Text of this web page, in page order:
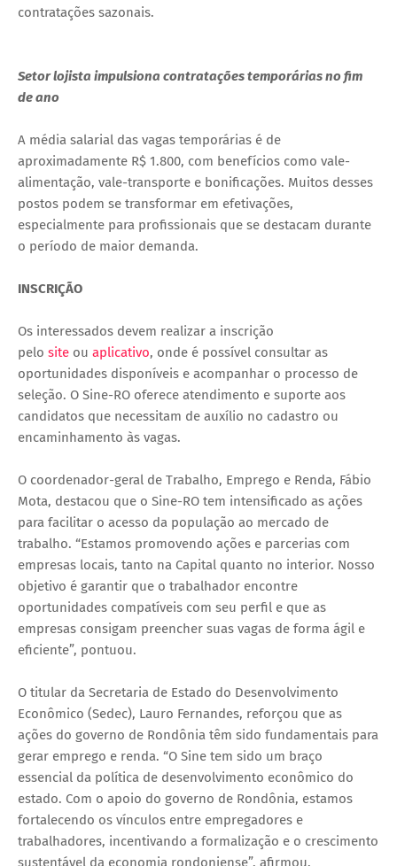
contratações sazonais.
Setor lojista impulsiona contratações temporárias no fim
de ano
A média salarial das vagas temporárias é de
aproximadamente R$ 1.800, com benefícios como vale-
alimentação, vale-transporte e bonificações. Muitos desses
postos podem se transformar em efetivações,
especialmente para profissionais que se destacam durante
o período de maior demanda.
INSCRIÇÃO
Os interessados devem realizar a inscrição
pelo site ou aplicativo, onde é possível consultar as
oportunidades disponíveis e acompanhar o processo de
seleção. O Sine-RO oferece atendimento e suporte aos
candidatos que necessitam de auxílio no cadastro ou
encaminhamento às vagas.
O coordenador-geral de Trabalho, Emprego e Renda, Fábio
Mota, destacou que o Sine-RO tem intensificado as ações
para facilitar o acesso da população ao mercado de
trabalho. “Estamos promovendo ações e parcerias com
empresas locais, tanto na Capital quanto no interior. Nosso
objetivo é garantir que o trabalhador encontre
oportunidades compatíveis com seu perfil e que as
empresas consigam preencher suas vagas de forma ágil e
eficiente”, pontuou.
O titular da Secretaria de Estado do Desenvolvimento
Econômico (Sedec), Lauro Fernandes, reforçou que as
ações do governo de Rondônia têm sido fundamentais para
gerar emprego e renda. “O Sine tem sido um braço
essencial da política de desenvolvimento econômico do
estado. Com o apoio do governo de Rondônia, estamos
fortalecendo os vínculos entre empregadores e
trabalhadores, incentivando a formalização e o crescimento
sustentável da economia rondoniense”, afirmou.